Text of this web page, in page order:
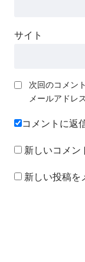
サイト
次回のコメン
メールアドレ
コメントに返
新しいコメン
新しい投稿を